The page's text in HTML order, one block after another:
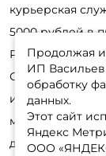
курьерская
5000 рублей в
России
Оформить
или по
минут.
детальной
Продолжая
ИП Васильев
обработку
данных.
Этот сайт
Яндекс
ООО